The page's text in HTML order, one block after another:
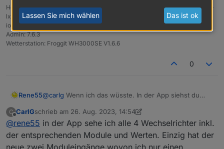
Host: Fujitsu Intel(R) Pentium(R) CPU G4560T, 32 GB RAM, Proxmox 8.x +
lxc Ubuntu 22.04
ioBroker (8 GB RAM) Node.js: 20.19.1, NPM: 10.8.2, js-Controller: 7.0.6,
Admin: 7.6.3
Wetterstation: Froggit WH3000SE V1.6.6
0
Rene55@carlg Wenn ich das wüsste. In der App siehst du
Oder hat dein vierter WR eine andere
Stationsnummer?
C
Offline
CarlGschrieb am 26. Aug. 2023, 14:54
zuletzt editiert von CarlG
@rene55 in der App sehe ich alle 4 Wechselrichter inkl.
der entsprechenden Module und Werten. Einzig hat der
neue zwei Moduleingänge wovon ich nur einen
Lassen Sie mich wählen Das ist ok